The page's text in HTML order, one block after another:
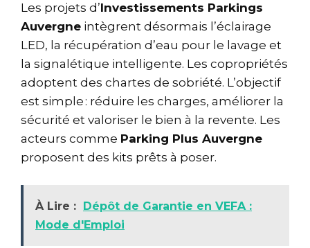
Les projets d’Investissements Parkings
Auvergne intègrent désormais l’éclairage
LED, la récupération d’eau pour le lavage et
la signalétique intelligente. Les copropriétés
adoptent des chartes de sobriété. L’objectif
est simple : réduire les charges, améliorer la
sécurité et valoriser le bien à la revente. Les
acteurs comme Parking Plus Auvergne
proposent des kits prêts à poser.
À Lire : Dépôt de Garantie en VEFA :
Mode d'Emploi